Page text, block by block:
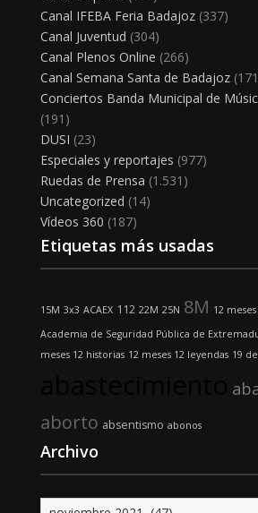
Canal IFEBA Feria Badajoz(337)
Canal Juventud (304)
Canal Plenos Online (266)
Canal Semana Santa de Badajoz
Conciertos Banda Municipal de
(191)
DUSI (23)
Especiales y reportajes (977)
Ruedas de Prensa (1.531)
Uncategorized (14)
Vídeos 360 (187)
Etiquetas más usadas
15M 3x3 ACAEX 112 22M 25N 8M 12
Academia de Seguridad Pública de
meses 12 historias 12 meses 12 leyendas 19
aborto absentismo abonos
Archivo
Archivo